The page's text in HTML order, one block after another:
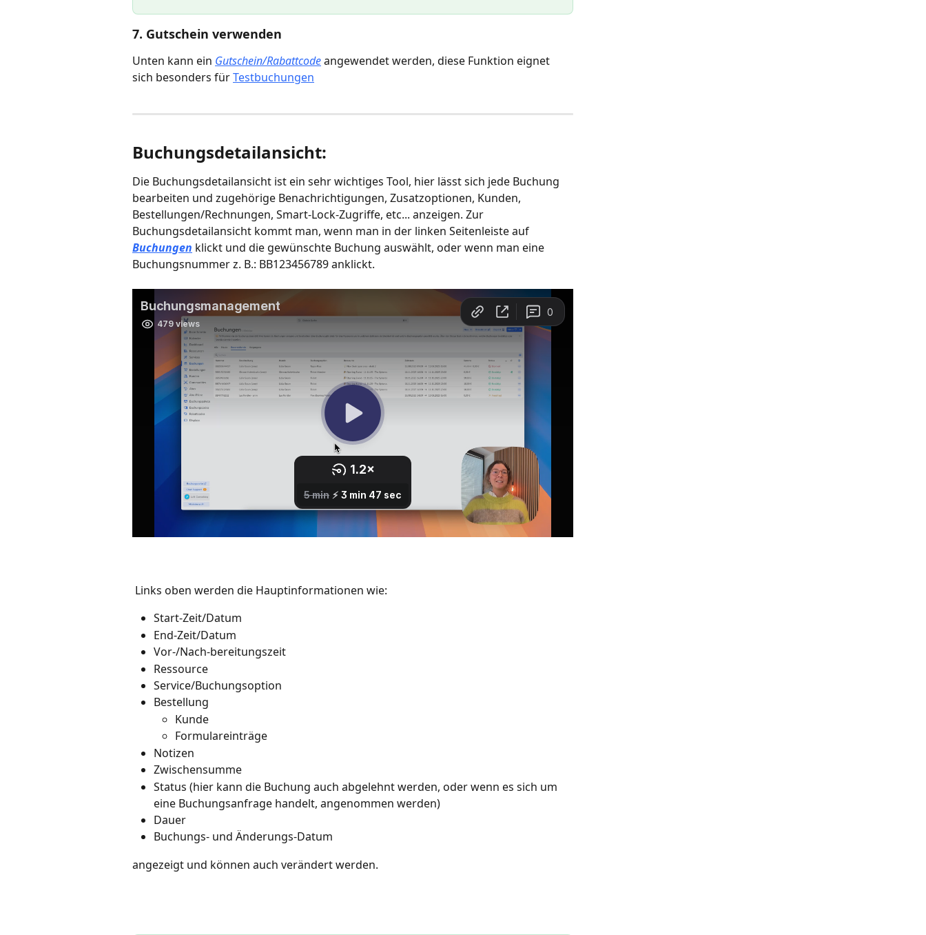
7. Gutschein verwenden
Unten kann ein Gutschein/Rabattcode angewendet werden, diese Funktion eignet
sich besonders für Testbuchungen
Buchungsdetailansicht:
Die Buchungsdetailansicht ist ein sehr wichtiges Tool, hier lässt sich jede Buchung
bearbeiten und zugehörige Benachrichtigungen, Zusatzoptionen, Kunden,
Bestellungen/Rechnungen, Smart-Lock-Zugriffe, etc... anzeigen. Zur
Buchungsdetailansicht kommt man, wenn man in der linken Seitenleiste auf
Buchungen klickt und die gewünschte Buchung auswählt, oder wenn man eine
Buchungsnummer z. B.: BB123456789 anklickt.
Links oben werden die Hauptinformationen wie:
Start-Zeit/Datum
End-Zeit/Datum
Vor-/Nach-bereitungszeit
Ressource
Service/Buchungsoption
Bestellung
Kunde
Formulareinträge
Notizen
Zwischensumme
Status (hier kann die Buchung auch abgelehnt werden, oder wenn es sich um
eine Buchungsanfrage handelt, angenommen werden)
Dauer
Buchungs- und Änderungs-Datum
angezeigt und können auch verändert werden.